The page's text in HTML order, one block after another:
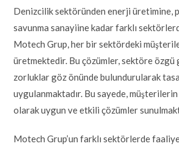
Denizcilik sektöründen enerji üretimine,
savunma sanayiine kadar farklı
Motech Grup, her bir sektördeki
üretmektedir. Bu çözümler, sektöre özgü
zorluklar göz önünde bulundurularak
uygulanmaktadır. Bu sayede,
olarak uygun ve etkili çözümler
Motech Grup’un farklı sektörlerde